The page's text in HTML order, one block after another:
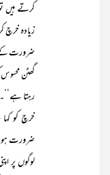
کرتے
زیادہ خرچ
ضرورت کے
گھٹن محسوس
رہتا
خرچ کو
ضرورت
لوگوں پر